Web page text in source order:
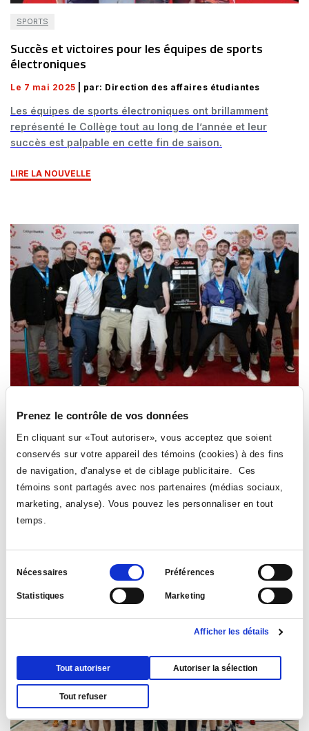
Prenez le contrôle de vos données
En cliquant sur «Tout autoriser», vous acceptez que soient
conservés sur votre appareil des témoins (cookies) à des fins
de navigation, d'analyse et de ciblage publicitaire. Ces
témoins sont partagés avec nos partenaires (médias sociaux,
marketing, analyse). Vous pouvez les personnaliser en tout
temps.
Sélection
consentement
Nécessaires Préférences
Statistiques Marketing
Afficher les détails
Tout autoriser Autoriser la sélection
Tout refuser
SPORTS
Succès et victoires pour les équipes de sports
électroniques
Le 7 mai 2025 | par: Direction des affaires étudiantes
Les équipes de sports électroniques ont brillamment
représenté le Collège tout au long de l’année et leur
succès est palpable en cette fin de saison.
LIRE LA NOUVELLE
Honneur et fierté lors du gala annuel des Aigles
Le 7 mai 2025 | par: Direction des affaires étudiantes
Le 2 mai dernier, les personnes athlètes et entraineuses,
toutes disciplines confondues, se sont réunies pour clore
en beauté la fin de l’année sportive.